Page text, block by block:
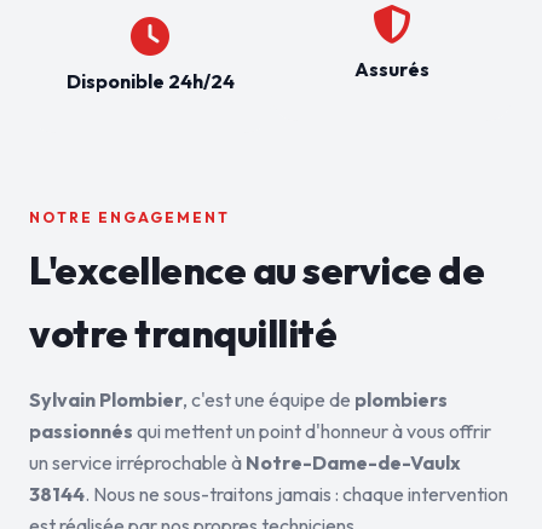
Disponible 24h/24 Assurés
NOTRE ENGAGEMENT
L'excellence au service de
votre tranquillité
Sylvain Plombier, c'est une équipe de plombiers
passionnés qui mettent un point d'honneur à vous offrir
un service irréprochable à Notre-Dame-de-Vaulx
38144. Nous ne sous-traitons jamais : chaque intervention